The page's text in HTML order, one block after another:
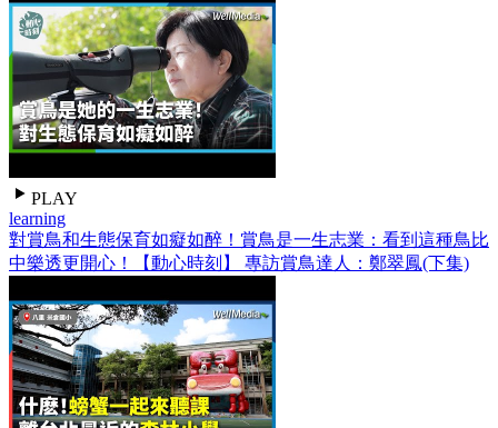
PLAY
learning
對賞鳥和生態保育如癡如醉！賞鳥是一生志業：看到這種鳥比
中樂透更開心！【動心時刻】 專訪賞鳥達人：鄭翠鳳(下集)